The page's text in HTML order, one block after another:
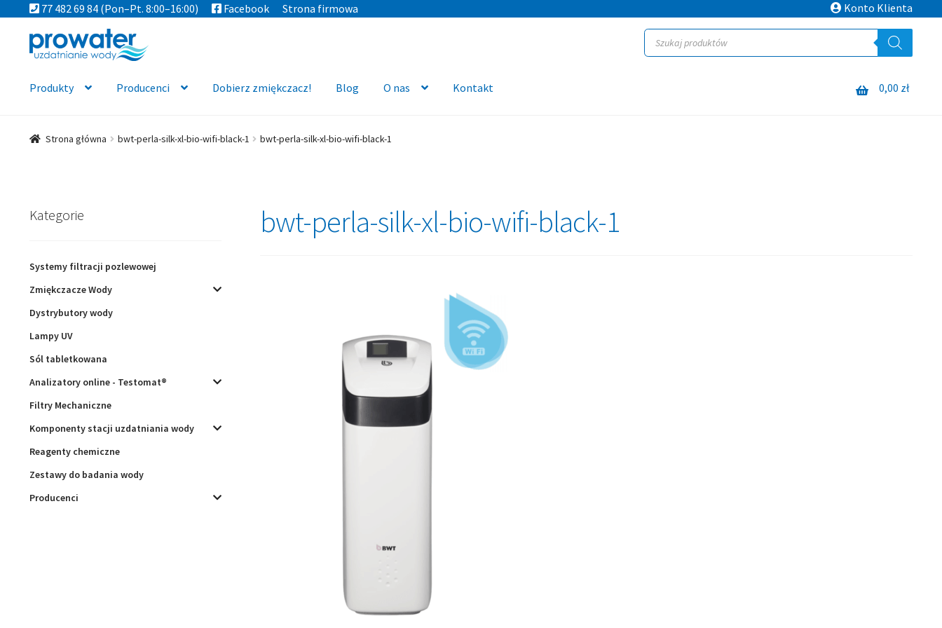
77 482 69 84(Pon–Pt. 8:00–16:00) Facebook Strona firmowa Konto Klienta
Przejdź
do
Przejdź
do
Wyszukiwarka
produktów
Produkty Producenci Dobierz zmiękczacz! Blog O nas Kontakt 0,00 zł
Strona główna bwt-perla-silk-xl-bio-wifi-black-1 bwt-perla-silk-xl-bio-wifi-black-1
bwt-perla-silk-xl-bio-wifi-black-1
Kategorie
Systemy filtracji pozlewowej
Zmiękczacze Wody
Dystrybutory wody
Lampy UV
Sól tabletkowana
Analizatory online - Testomat®
Filtry Mechaniczne
Komponenty stacji uzdatniania wody
Reagenty chemiczne
Zestawy do badania wody
Producenci